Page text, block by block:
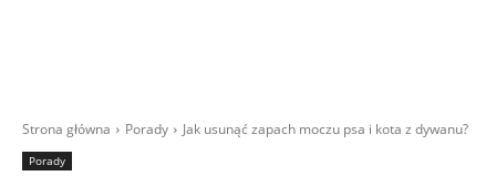
Strona główna Porady Jak usunąć zapach moczu psa i kota z dywanu?
Porady